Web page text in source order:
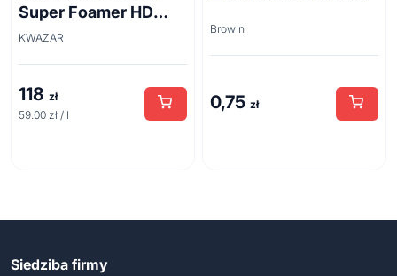
Super Foamer HD
acid line 2L
KWAZAR
118 zł
59.00 zł / l
Browin
0,75 zł
Siedziba firmy